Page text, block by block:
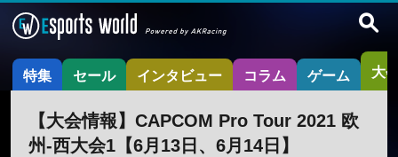
特集 セール インタビュー コラム ゲーム 大
【大会情報】CAPCOM Pro Tour 2021 欧
州-西大会1【6月13日、6月14日】